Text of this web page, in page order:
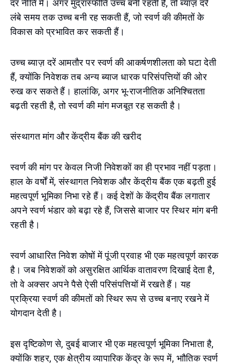
दर नीति में। अगर मुद्रास्फीति उच्च बनी रहती है, तो ब्याज़ दरें
लंबे समय तक उच्च बनी रह सकती हैं, जो स्वर्ण की कीमतों के
विकास को प्रभावित कर सकती हैं।
उच्च ब्याज़ दरें आमतौर पर स्वर्ण की आकर्षणशीलता को घटा देती
हैं, क्योंकि निवेशक तब अन्य ब्याज धारक परिसंपत्तियों की ओर
रुख कर सकते हैं। हालांकि, अगर भू-राजनीतिक अनिश्चितता
बढ़ती रहती है, तो स्वर्ण की मांग मजबूत रह सकती है।
संस्थागत मांग और केंद्रीय बैंक की खरीद
स्वर्ण की मांग पर केवल निजी निवेशकों का ही प्रभाव नहीं पड़ता।
हाल के वर्षों में, संस्थागत निवेशक और केंद्रीय बैंक एक बढ़ती हुई
महत्वपूर्ण भूमिका निभा रहे हैं। कई देशों के केंद्रीय बैंक लगातार
अपने स्वर्ण भंडार को बढ़ा रहे हैं, जिससे बाजार पर स्थिर मांग बनी
रहती है।
स्वर्ण आधारित निवेश कोषों में पूंजी प्रवाह भी एक महत्वपूर्ण कारक
है। जब निवेशकों को असुरक्षित आर्थिक वातावरण दिखाई देता है,
तो वे अक्सर अपने पैसे ऐसी परिसंपत्तियों में रखते हैं। यह
प्रक्रिया स्वर्ण की कीमतों को स्थिर रूप से उच्च बनाए रखने में
योगदान देती है।
इस दृष्टिकोण से, दुबई बाजार भी एक महत्वपूर्ण भूमिका निभाता है,
क्योंकि शहर, एक क्षेत्रीय व्यापारिक केंद्र के रूप में, भाौतिक स्वर्ण